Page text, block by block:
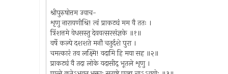
श्रीपुरुषोत्तम उवाच-
शृणु नारायणीश्रि! त्वं प्राकट्यं मम वै ततः ।
त्रिंशत्तमे वेधसस्तु देववत्सरसंज्ञके ॥१॥
वर्षे कल्पे दशशते मनौ चतुर्दशे पुरा ।
चमत्कारं तव लक्ष्मि! वदामि हि मया सह ॥२॥
प्राकट्यं वै तदा लोके यदासीद् भूतले शृणु ।